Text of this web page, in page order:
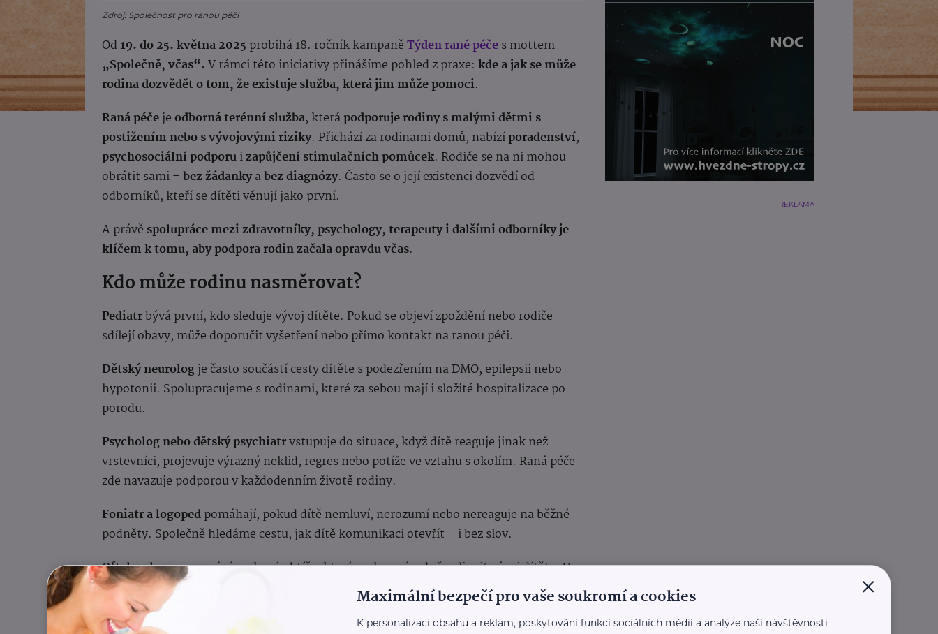
Zdroj: Společnost pro ranou péči
Od 19. do 25. května 2025 probíhá 18. ročník kampaněTýden rané péčes mottem
„Společně, včas“.V rámci této iniciativy přinášíme pohled z praxe: kde a jak se může
rodina dozvědět o tom, že existuje služba, která jim může pomoci.
Raná péčejeodborná terénní služba, kterápodporuje rodiny s malými dětmi s
postižením nebo s vývojovými riziky. Přichází za rodinami domů, nabízíporadenství,
psychosociální podporuizapůjčenístimulačních pomůcek. Rodiče se na ni mohou
obrátit sami –bez žádankyabez diagnózy. Často se o její existenci dozvědí od
odborníků, kteří se dítěti věnují jako první.
A právě spolupráce mezi zdravotníky, psychology, terapeuty i dalšími odborníky je
klíčem k tomu, aby podpora rodin začala opravdu včas.
Kdo může rodinu nasměrovat?
Pediatrbývá první, kdo sleduje vývoj dítěte. Pokud se objeví zpoždění nebo rodiče
sdílejí obavy, může doporučit vyšetření nebo přímo kontakt na ranou péči.
Dětský neurologje často součástí cesty dítěte s podezřením na DMO, epilepsii nebo
hypotonii. Spolupracujeme s rodinami, které za sebou mají i složité hospitalizace po
porodu.
Psycholog nebo dětský psychiatrvstupuje do situace, když dítě reaguje jinak než
vrstevníci, projevuje výrazný neklid, regres nebo potíže ve vztahu s okolím. Raná péče
zde navazuje podporou v každodenním životě rodiny.
Foniatr a logopedpomáhají, pokud dítě nemluví, nerozumí nebo nereaguje na běžné
podněty. Společně hledáme cestu, jak dítě komunikaci otevřít – i bez slov.
Oftalmologrozpoznává zrakové obtíže, které mohou zásadně ovlivnit vývoj dítěte. Ve
spolupráci se zrakovou terapeutkou rozvíjíme zrakové funkce hravou formou.
Neonatolog
a personál porodnice nás kontaktují v případě předčasného porodu nebo
REKLAMA
×
Maximální bezpečí pro vaše soukromí a cookies
K personalizaci obsahu a reklam, poskytování funkcí sociálních médií a analýze naší návštěvnosti